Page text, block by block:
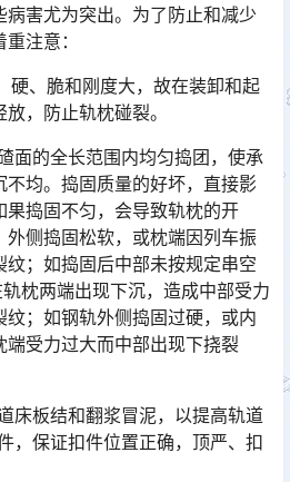
害尤为突出。为了防止和减少
注意：󠅅󠅃󠄵󠅂󠄪󠇖󠆨󠆨󠇕󠆞󠆒󠅬󠇘󠆭󠆘󠇙󠆝󠅵󠇗󠆭󠆁󠄐󠇗󠅹󠅸󠇖󠆍󠅳󠇖󠅹󠅰󠇖󠆌󠅹
硬、脆和刚度大，故在装卸和起
，防止轨枕碰裂。
面的全长范围内均匀捣团，使承
均。捣固质量的好坏，直接影
果捣固不匀，会导致轨枕的开
侧捣固松软，或枕端因列车振
；如捣固后中部未按规定串空
枕两端出现下沉，造成中部受力
；如钢轨外侧捣固过硬，或内
受力过大而中部出现下挠裂
床板结和翻浆冒泥，以提高轨道
，保证扣件位置正确，顶严、扣